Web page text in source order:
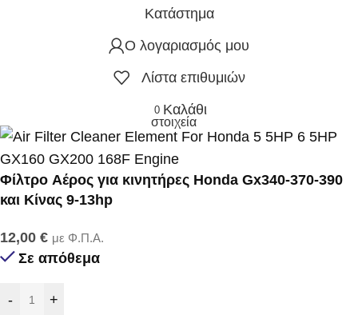
Κατάστημα
Ο λογαριασμός μου
Λίστα επιθυμιών
0
στοιχεία
Καλάθι
Φίλτρo Αέρος για κινητήρες Ηonda Gx340-370-390
και Κίνας 9-13hp
12,00 € με Φ.Π.Α.
Σε απόθεμα
- +